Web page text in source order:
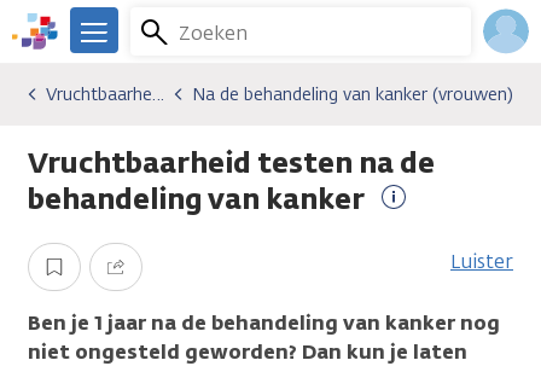
Overslaan
en
gaan
We
er
je.
Kanker.nl
Zoeken
Menu
Gevolgen van kanker
Vruchtbaarheid en kanker
Na de behandeling van kanker (vrouwen)
Vruchtbaarheid en kankerNa de behandeling van kanker (vrouwen)
Vruchtbaarheid testen na de
behandeling van kanker
informatie
Opslaan Delen Luister
Ben je 1 jaar na de behandeling van kanker nog
niet ongesteld geworden? Dan kun je laten